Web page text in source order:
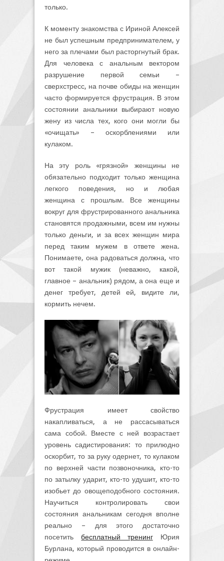
только.
К моменту знакомства с Ириной Алексей
не был успешным предпринимателем, у
него за плечами был расторгнутый брак.
Для человека с анальным вектором
разрушение первой семьи –
сверхстресс, на почве обиды на женщин
часто формируется фрустрация. В этом
состоянии анальники выбирают новую
жену из числа тех, кого они могли бы
«очищать» – оскорблениями или
кулаком.
На эту роль «грязной» женщины не
обязательно подходит только женщина
легкого поведения, но и любая
женщина с прошлым. Все женщины
вокруг для фрустрированного анальника
становятся продажными, всем им нужны
только деньги, и за всех женщин мира
перед таким мужем в ответе жена.
Понимаете, она радоваться должна, что
вот такой мужик (неважно, какой,
главное – анальник) рядом, а она еще и
денег требует, детей ей, видите ли,
кормить нечем.
Фрустрация имеет свойство
накапливаться, а не рассасываться
сама собой. Вместе с ней возрастает
уровень садистирования: то прилюдно
оскорбит, то за руку одернет, то кулаком
по верхней части позвоночника, кто-то
по затылку ударит, кто-то удушит, кто-то
изобьет до овощеподобного состояния.
Научиться контролировать свои
состояния анальникам сегодня вполне
реально – для этого достаточно
посетить
бесплатный тренинг
Юрия
Бурлана, который проводится в онлайн-